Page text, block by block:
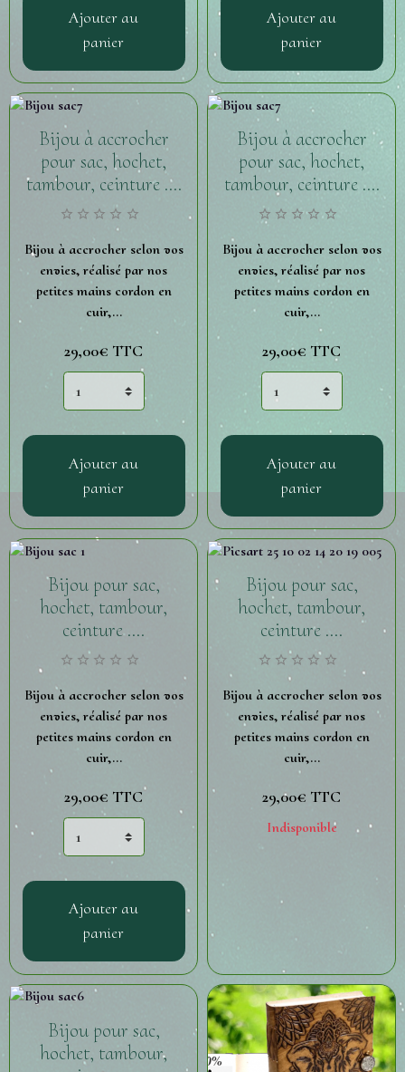
Ajouter au
panier
Ajouter au
panier
Bijou à accrocher
pour sac, hochet,
tambour, ceinture ....
Bijou à accrocher selon vos
envies, réalisé par nos
petites mains cordon en
cuir,...
29,00€ TTC
Ajouter au
panier
Bijou à accrocher
pour sac, hochet,
tambour, ceinture ....
Bijou à accrocher selon vos
envies, réalisé par nos
petites mains cordon en
cuir,...
29,00€ TTC
Ajouter au
panier
Bijou pour sac,
hochet, tambour,
ceinture ....
Bijou à accrocher selon vos
envies, réalisé par nos
petites mains cordon en
cuir,...
29,00€ TTC
Ajouter au
panier
Bijou pour sac,
hochet, tambour,
ceinture ....
Bijou à accrocher selon vos
envies, réalisé par nos
petites mains cordon en
cuir,...
29,00€ TTC
Indisponible
Bijou pour sac,
hochet, tambour,